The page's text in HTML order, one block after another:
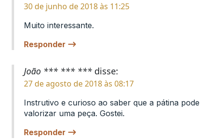
30 de junho de 2018 às 11:25
Muito interessante.
Responder
João *** *** *** disse:
27 de agosto de 2018 às 08:17
Instrutivo e curioso ao saber que a pátina pode
valorizar uma peça. Gostei.
Responder